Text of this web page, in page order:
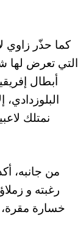
كما حذّر زاوي
التي تعرض لها
أبطال
نمتلك
من جانبه،
رغبته و
خسارة مقرة،